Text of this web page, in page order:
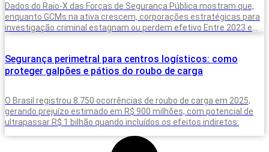
Dados do Raio-X das Forças de Segurança Pública mostram que,
enquanto GCMs na ativa crescem, corporações estratégicas para
investigação criminal estagnam ou perdem efetivo Entre 2023 e
Segurança perimetral para centros logísticos: como
proteger galpões e pátios do roubo de carga
O Brasil registrou 8.750 ocorrências de roubo de carga em 2025,
gerando prejuízo estimado em R$ 900 milhões, com potencial de
ultrapassar R$ 1 bilhão quando incluídos os efeitos indiretos: